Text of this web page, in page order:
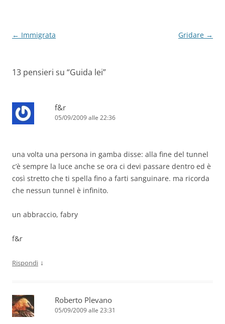
Navigazione
← Immigrata Gridare →
13 pensieri su “Guida lei”
f&r
05/09/2009 alle 22:36
una volta una persona in gamba disse: alla fine del tunnel
c’è sempre la luce anche se ora ci devi passare dentro ed è
così stretto che ti spella fino a farti sanguinare. ma ricorda
che nessun tunnel è infinito.
un abbraccio, fabry
f&r
Rispondi ↓
Roberto Plevano
05/09/2009 alle 23:31